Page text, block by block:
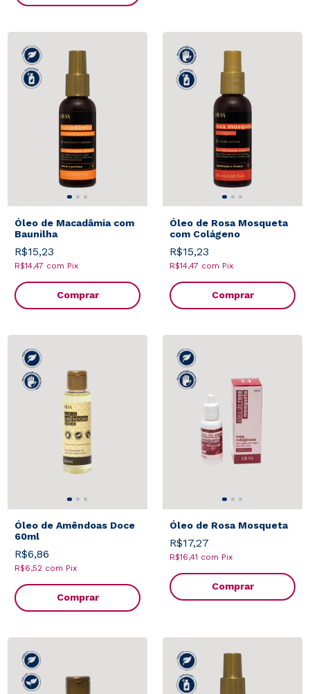
Óleo de Macadâmia com
Baunilha
R$15,23
R$14,47 com Pix
Comprar
Óleo de Rosa Mosqueta
com Colágeno
R$15,23
R$14,47 com Pix
Comprar
Óleo de Amêndoas Doce
60ml
R$6,86
R$6,52 com Pix
Comprar
Óleo de Rosa Mosqueta
R$17,27
R$16,41 com Pix
Comprar